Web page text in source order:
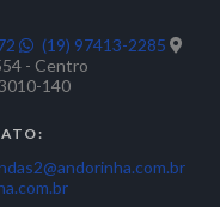
(19) 97413-2285
- Centro
140